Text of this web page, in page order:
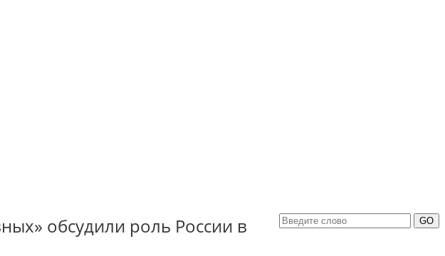
обсудили роль России в